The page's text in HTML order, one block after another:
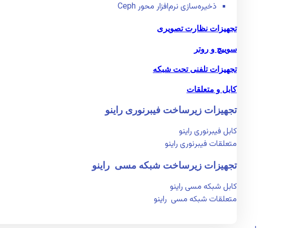
ذخیره‌سازی نرم‌افزار محور Ceph
تجهیزات نظارت تصویری
سوییچ و روتر
تجهیزات تلفنی تحت شبکه
کابل و متعلقات
تجهیزات زیر‌ساخت فیبر‌نوری راینو
کابل فیبر‌نوری راینو
متعلقات فیبر‌نوری راینو
تجهیزات زیر‌ساخت شبکه مسی راینو
کابل شبکه مسی راینو
متعلقات شبکه مسی راینو